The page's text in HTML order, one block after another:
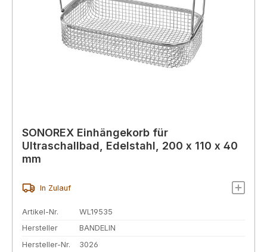
SONOREX Einhängekorb für
Ultraschallbad, Edelstahl, 200 x 110 x 40
mm
In Zulauf
Artikel-Nr.
WL19535
Hersteller
BANDELIN
Hersteller-Nr.
3026